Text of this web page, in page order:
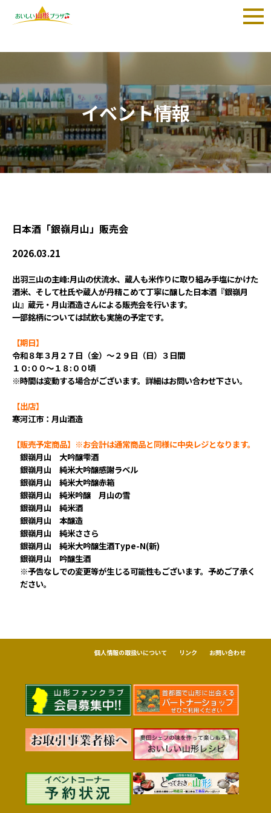
イベント情報
イベント情報
日本酒「銀嶺月山」販売会
2026.03.21
出羽三山の主峰:月山の伏流水、蔵人も米作りに取り組み手塩にかけた
酒米、そして杜氏や蔵人が丹精こめて丁寧に醸した日本酒『銀嶺月
山』蔵元・月山酒造さんによる販売会を行います。
一部銘柄については試飲も実施の予定です。
【期日】
令和８年３月２７日（金）～２９日（日）３日間
１０:００～１８:００頃
※時間は変動する場合がございます。詳細はお問い合わせ下さい。
【出店】
寒河江市：月山酒造
【販売予定商品】※お会計は通常商品と同様に中央レジとなります。
銀嶺月山 大吟醸雫酒
銀嶺月山 純米大吟醸感謝ラベル
銀嶺月山 純米大吟醸赤箱
銀嶺月山 純米吟醸 月山の雪
銀嶺月山 純米酒
銀嶺月山 本醸造
銀嶺月山 純米ささら
銀嶺月山 純米大吟醸生酒Type-N(新)
銀嶺月山 吟醸生酒
※予告なしでの変更等が生じる可能性もございます。予めご了承く
ださい。
個人情報の取扱いについて リンク お問い合わせ